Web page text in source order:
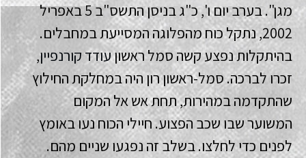
מגן". בערב יום ו', כ"ג בניסן התשס"ב 5 באפריל
2002, נתקל כוח מהפלוגה המסייעת במחבלים.
בהיתקלות נפצע קשה סמל ראשוןעודד קורנפיין,
זכרו לברכה. סמל-ראשון רון היה במחלקת החילוץ
שהתקדמה במהירות, תחת אש אל המקום
המשוער שבו שכב הפצוע. חיילי הכוח נעו באומץ
לפנים כדי לחלצו. בשלב זה נפגעו שניים מהם.